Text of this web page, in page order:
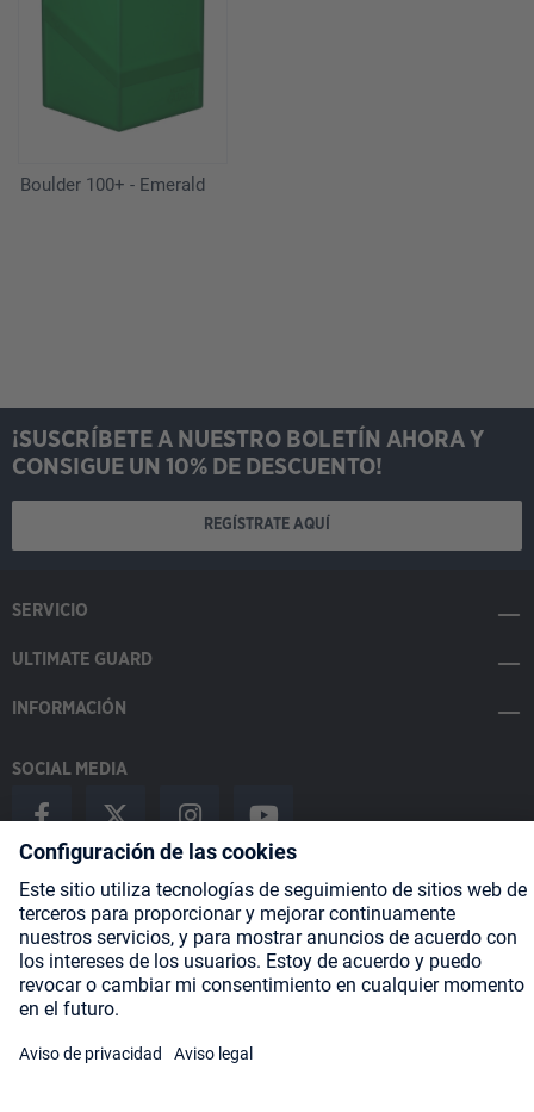
Boulder 100+ - Emerald
¡SUSCRÍBETE A NUESTRO BOLETÍN AHORA Y
CONSIGUE UN 10% DE DESCUENTO!
REGÍSTRATE AQUÍ
SERVICIO
ULTIMATE GUARD
INFORMACIÓN
SOCIAL MEDIA
Payment Methods
Shipping